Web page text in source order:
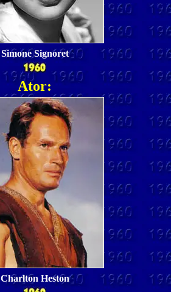
Simone Signoret
Ator:
Charlton Heston